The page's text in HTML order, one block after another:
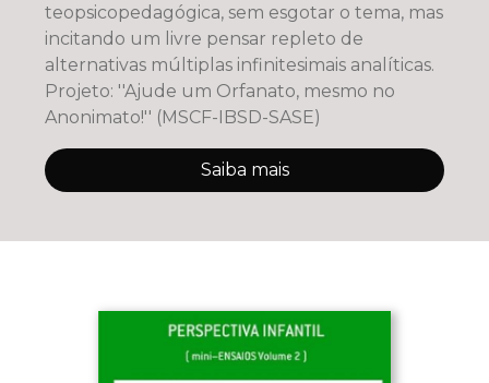
teopsicopedagógica, sem esgotar o tema, mas
incitando um livre pensar repleto de
alternativas múltiplas infinitesimais analíticas.
Projeto: ''Ajude um Orfanato, mesmo no
Anonimato!'' (MSCF-IBSD-SASE)
Saiba mais